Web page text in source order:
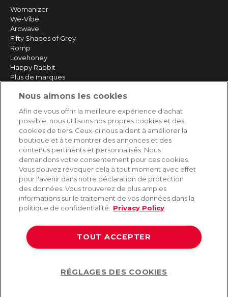
Womanizer
We-Vibe
Arcwave
Fifty Shades of Grey
Romp
Lovehoney
Happy Rabbit
Plus de marques
SERVICE
Livraison rapide et gratuite
Retours & remboursements
Paiement sécurisé
AIDE
Contact
Livraison et expédition
Foire aux questions
Protection des données
Nous aimons les cookies
Afin de vous offrir la meilleure expérience d'achat
possible, nous utilisons nos propres cookies et des
cookies de tiers. Ceux-ci nous aident à améliorer la
boutique et à te montrer des annonces et des
contenus pertinents et personnalisés. Nous
demandons votre consentement pour ces cookies.
Vous pouvez révoquer cela à tout moment avec effet
pour l'avenir dans notre déclaration de protection
des données. Vous trouverez de plus amples
informations sur le traitement de vos données dans la
politique de confidentialité.
Privacy Policy
TOUT ACCEPTER
RÉGLAGES DES COOKIES